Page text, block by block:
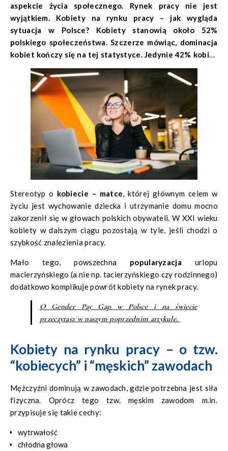
aspekcie życia społecznego. Rynek pracy nie jest
wyjątkiem. Kobiety na rynku pracy – jak wygląda
sytuacja w Polsce? Kobiety stanowią około 52%
polskiego społeczeństwa. Szczerze mówiąc, dominacja
kobiet kończy się na tej statystyce. Jedynie 42% kobiet
pozostają aktywnymi uczestnikami na rynku pracy.
Stereotyp o kobiecie – matce, której głównym celem w
życiu jest wychowanie dziecka i utrzymanie domu mocno
zakorzenił się w głowach polskich obywateli. W XXI wieku
kobiety w dalszym ciągu pozostają w tyle, jeśli chodzi o
szybkość znalezienia pracy.
Mało tego, powszechna popularyzacja urlopu
macierzyńskiego (a nie np. tacierzyńskiego czy rodzinnego)
dodatkowo komplikuje powrót kobiety na rynek pracy.
O Gender Pay Gap w Polsce i na świecie
przeczytasz w naszym poprzednim artykule.
Kobiety na rynku pracy – o tzw.
“kobiecych” i “męskich” zawodach
Mężczyźni dominują w zawodach, gdzie potrzebna jest siła
fizyczna. Oprócz tego tzw. męskim zawodom m.in.
przypisuje się takie cechy:
wytrwałość
chłodna głowa